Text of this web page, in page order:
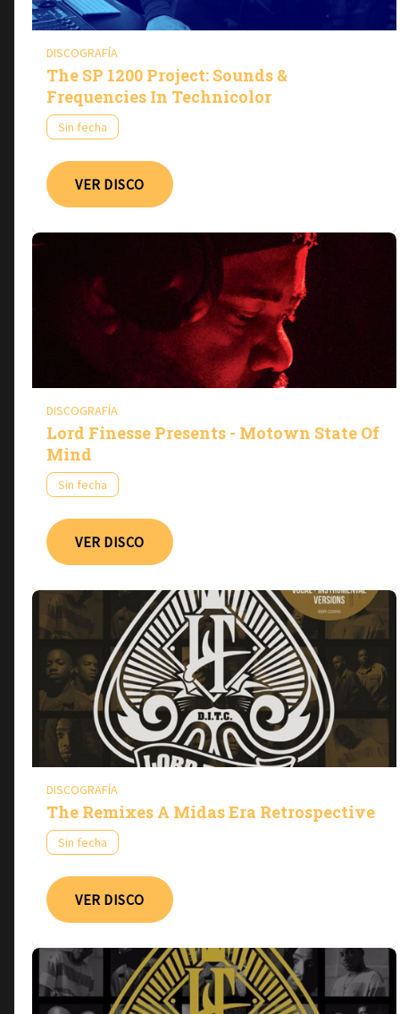
DISCOGRAFÍA
The SP 1200 Project: Sounds &
Frequencies In Technicolor
Sin fecha
VER DISCO
DISCOGRAFÍA
Lord Finesse Presents - Motown State Of
Mind
Sin fecha
VER DISCO
DISCOGRAFÍA
The Remixes A Midas Era Retrospective
Sin fecha
VER DISCO